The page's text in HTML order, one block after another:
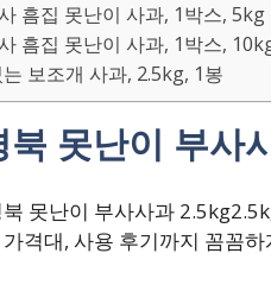
흠집 못난이 사과, 1박스, 5kg
흠집 못난이 사과, 1박스,
보조개 사과, 2.5kg, 1봉
북 못난이 부사
못난이 부사사과
격대, 사용 후기까지 꼼꼼